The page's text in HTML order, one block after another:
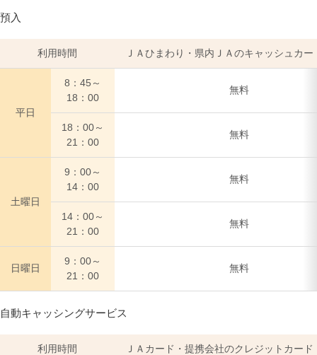
預入
利用時間 ＪＡひまわり・県内ＪＡのキャッシュカー
平日
8：45～
18：00
無料
18：00～
21：00
無料
土曜日
9：00～
14：00
無料
14：00～
21：00
無料
日曜日
9：00～
21：00
無料
自動キャッシングサービス
利用時間 ＪＡカード・提携会社のクレジットカード